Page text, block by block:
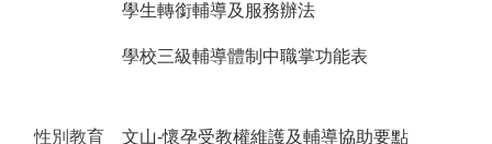
學生轉銜輔導及服務辦法
學校三級輔導體制中職掌功能表
性別教育 文山-懷孕受教權維護及輔導協助要點